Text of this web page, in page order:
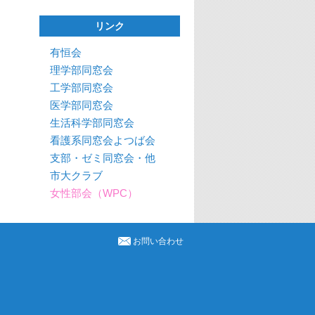
リンク
有恒会
理学部同窓会
工学部同窓会
医学部同窓会
生活科学部同窓会
看護系同窓会よつば会
支部・ゼミ同窓会・他
市大クラブ
女性部会（WPC）
お問い合わせ